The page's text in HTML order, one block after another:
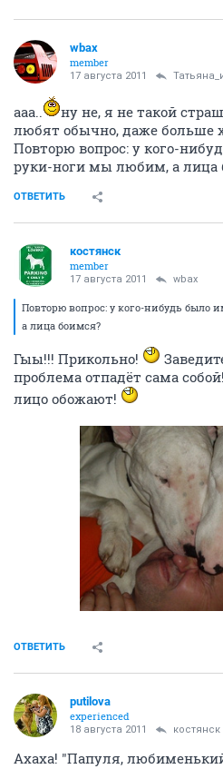
wbax
member
17 августа 2011
ааа..
ну не, я не такой
любят обычно, даже больше
Повторю вопрос: у кого-
руки-ноги мы любим, а лица
ОТВЕТИТЬ
костянск
member
17 августа 2011 wbax
Повторю вопрос: у кого-нибудь было
а лица боимся?
Гыы!!! Прикольно!
проблема отпадёт сама
лицо обожают!
ОТВЕТИТЬ
putilova
experienced
18 августа 2011 костянск
Ахаха! "Папуля,